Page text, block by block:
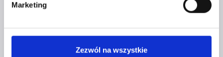
Marketing
Zezwól na wszystkie